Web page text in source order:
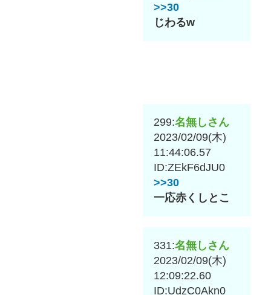
>>30
じわるw
299:名無しさん
2023/02/09(木)
11:44:06.57
ID:ZEkF6dJU0
>>30
一応赤くしとこ
331:名無しさん
2023/02/09(木)
12:09:22.60
ID:UdzC0Akn0